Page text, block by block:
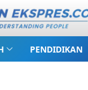
PENDIDIKAN